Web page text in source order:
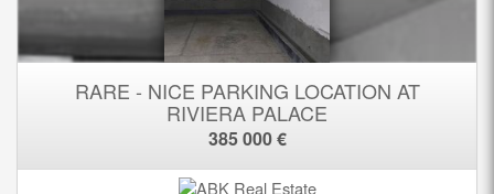
RARE - NICE PARKING LOCATION AT
RIVIERA PALACE
385 000 €